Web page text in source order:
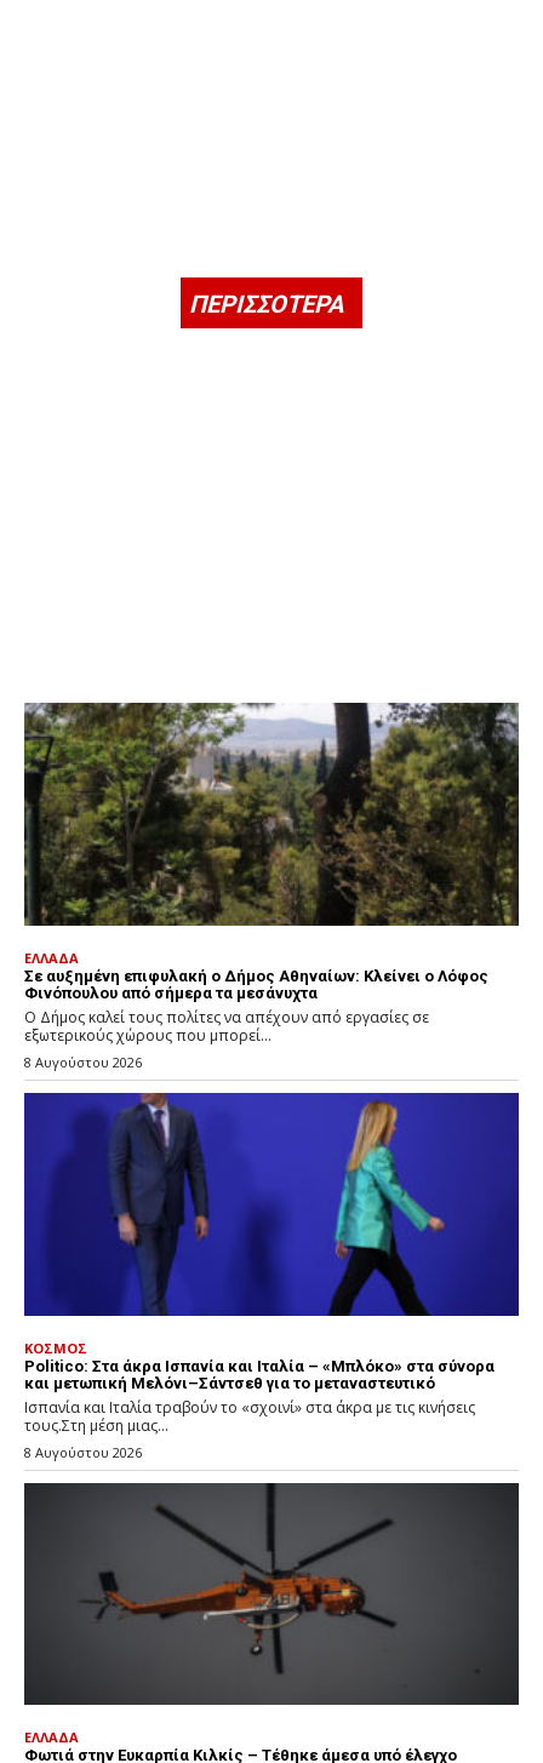
ΠΕΡΙΣΣΟΤΕΡΑ
ΕΛΛΑΔΑ
Σε αυξημένη επιφυλακή ο Δήμος Αθηναίων: Κλείνει ο Λόφος
Φινόπουλου από σήμερα τα μεσάνυχτα
Ο Δήμος καλεί τους πολίτες να απέχουν από εργασίες σε
εξωτερικούς χώρους που μπορεί...
8 Αυγούστου 2026
ΚΟΣΜΟΣ
Politico: Στα άκρα Ισπανία και Ιταλία – «Μπλόκο» στα σύνορα
και μετωπική Μελόνι–Σάντσεθ για το μεταναστευτικό
Ισπανία και Ιταλία τραβούν το «σχοινί» στα άκρα με τις κινήσεις
τους.Στη μέση μιας...
8 Αυγούστου 2026
ΕΛΛΑΔΑ
Φωτιά στην Ευκαρπία Κιλκίς – Τέθηκε άμεσα υπό έλεγχο